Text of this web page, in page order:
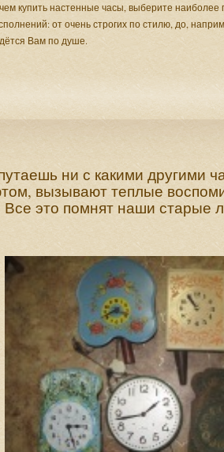
купить настенные часы, выберите
от очень строгих по стилю, до,
Вам по душе.
ни с какими другими
вызывают теплые
Все это помнят наши старые